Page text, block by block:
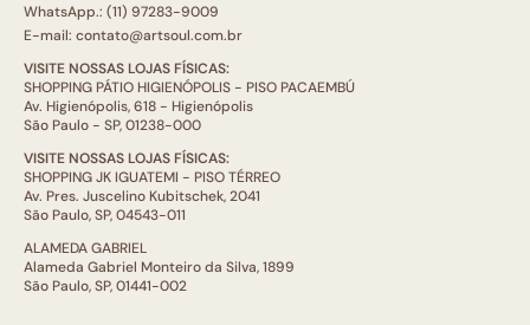
WhatsApp.: (11) 97283-9009
E-mail: contato@artsoul.com.br
VISITE NOSSAS LOJAS FÍSICAS:
SHOPPING PÁTIO HIGIENÓPOLIS - PISO PACAEMBÚ
Av. Higienópolis, 618 - Higienópolis
São Paulo - SP, 01238-000
VISITE NOSSAS LOJAS FÍSICAS:
SHOPPING JK IGUATEMI - PISO TÉRREO
Av. Pres. Juscelino Kubitschek, 2041
São Paulo, SP, 04543-011
ALAMEDA GABRIEL
Alameda Gabriel Monteiro da Silva, 1899
São Paulo, SP, 01441-002